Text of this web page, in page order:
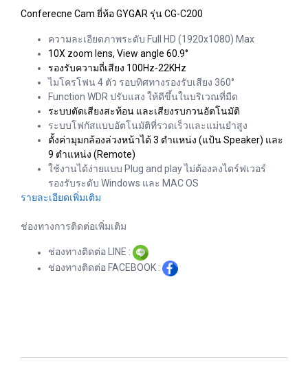
Conferecne Cam ยี่ห้อ GYGAR รุ่น CG-C200
ความละเอียดภาพระดับ Full HD (1920x1080) Max
10X zoom lens, View angle 60.9°
รองรับความถี่เสียง 100Hz-22KHz
ไมโครโฟน 4 ตัว รอบทิศทางรองรับเสียง 360°
Function WDR ปรับแสง ให้ดีขึ้นในบริเวณที่มืด
ระบบตัดเสียงสะท้อน และเสียงรบกวนอัตโนมัติ
ระบบโฟกัสแบบอัตโนมัติที่รวดเร็วและแม่นยำสูง
ตั้งค่ามุมกล้องล่วงหน้าได้ 3 ตำแหน่ง (แป้น Speaker) และ
9 ตำแหน่ง (Remote)
ใช้งานได้ง่ายแบบ Plug and play ไม่ต้องลงไดร์ฟเวอร์
รองรับระดับ Windows และ MAC OS
รายละเอียดเพิ่มเติม
ช่องทางการติดต่อเพิ่มเติม
ช่องทางติดต่อ LINE :
ช่องทางติดต่อ FACEBOOK :